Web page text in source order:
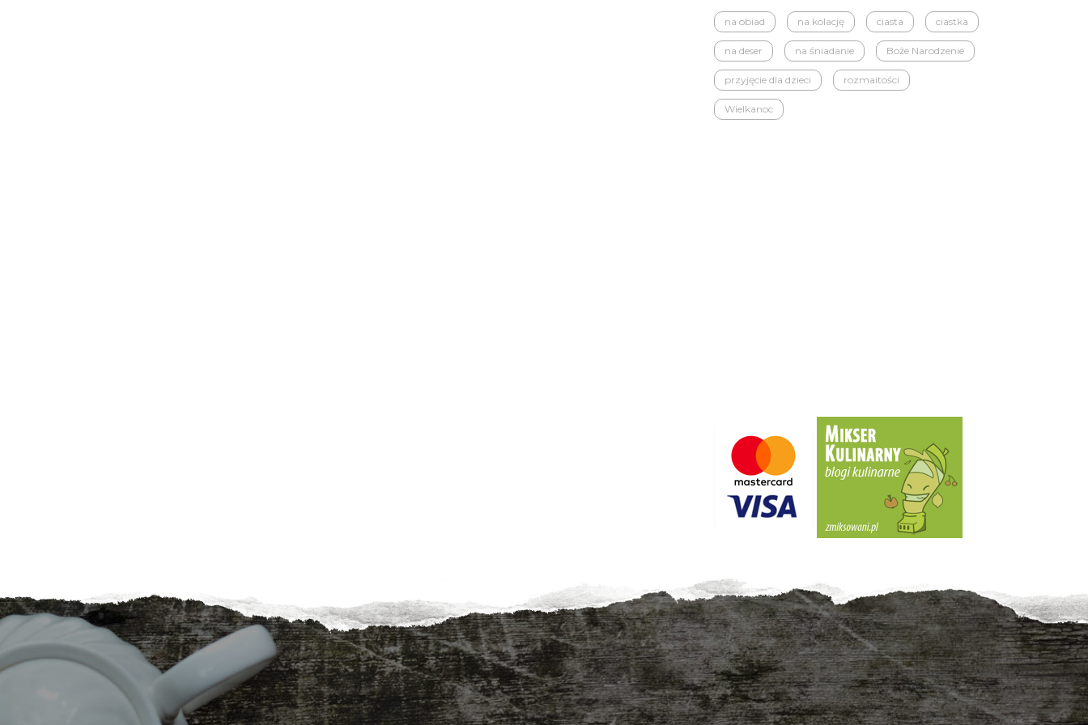
na obiad na kolację ciasta ciastka
na deser na śniadanie Boże Narodzenie
przyjęcie dla dzieci rozmaitości
Wielkanoc